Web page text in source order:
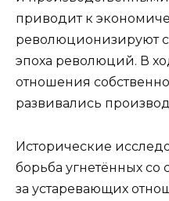
приводит к
революционизируют
эпоха революций. В
отношения
развивались
Исторические
борьба угнетённых со
за устаревающих